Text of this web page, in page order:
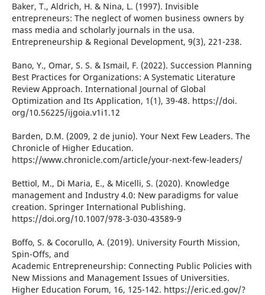
Baker, T., Aldrich, H. & Nina, L. (1997). Invisible
entrepreneurs: The neglect of women business owners by
mass media and scholarly journals in the usa.
Entrepreneurship & Regional Development, 9(3), 221-238.
Bano, Y., Omar, S. S. & Ismail, F. (2022). Succession Planning
Best Practices for Organizations: A Systematic Literature
Review Approach. International Journal of Global
Optimization and Its Application, 1(1), 39-48. https://doi.
org/10.56225/ijgoia.v1i1.12
Barden, D.M. (2009, 2 de junio). Your Next Few Leaders. The
Chronicle of Higher Education.
https://www.chronicle.com/article/your-next-few-leaders/
Bettiol, M., Di Maria, E., & Micelli, S. (2020). Knowledge
management and Industry 4.0: New paradigms for value
creation. Springer International Publishing.
https://doi.org/10.1007/978-3-030-43589-9
Boffo, S. & Cocorullo, A. (2019). University Fourth Mission,
Spin-Offs, and
Academic Entrepreneurship: Connecting Public Policies with
New Missions and Management Issues of Universities.
Higher Education Forum, 16, 125-142. https://eric.ed.gov/?